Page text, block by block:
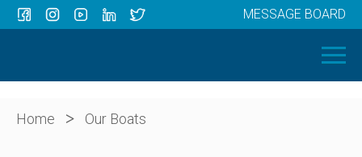
OUR BOATS
ABOUT US
MESSAGE BOARD
Home > Our Boats